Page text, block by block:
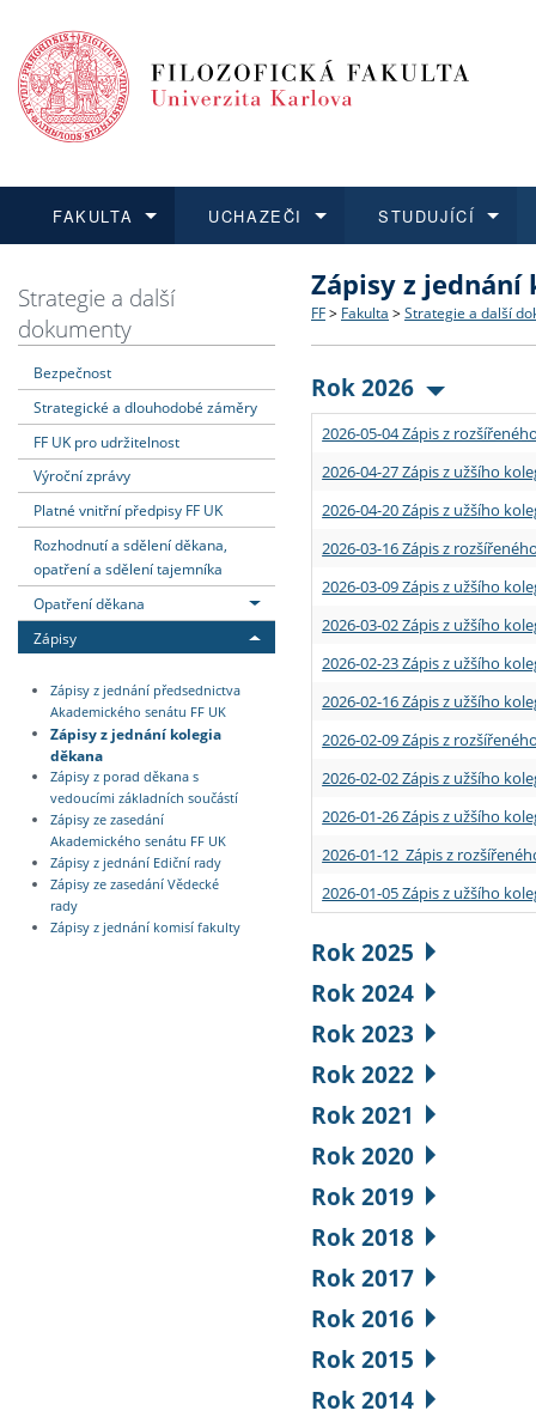
FAKULTA
Dozvědět se více
Struktura a historie
Strategie a další
Podpora a benefity pro
Absolventi fakulty
UCHAZEČI
Podat přihlášku
Co studovat a jak se
Učitelské studijní
Informace k průběhu
STUDUJÍCÍ
Dozvědět se více
Bakalářské a magisterské
Doktorské studium
Rigorózní řízení
Dozvědět se více
O vědě a výzkumu na FF
Akademické kvalifikace
Granty a projekty
Dozvědět se více
Aktuální nabídky a
Vyjíždějící studenti
Přijíždějící studenti
Vyjíždějící zaměstnanci
Strategie a další
dokumenty
Bezpečnost
Strategické a dlouhodobé záměry
FF UK pro udržitelnost
Výroční zprávy
Platné vnitřní předpisy FF UK
Rozhodnutí a sdělení děkana,
opatření a sdělení tajemníka
Opatření děkana
Zápisy
Zápisy z jednání předsednictva
Akademického senátu FF UK
Zápisy z jednání kolegia
děkana
Zápisy z porad děkana s
vedoucími základních součástí
Zápisy ze zasedání
Akademického senátu FF UK
Zápisy z jednání Ediční rady
Zápisy ze zasedání Vědecké
rady
Zápisy z jednání komisí fakulty
Zápisy z jednání
FF > Fakulta > Strategie a další
Rok 2026
2026-05-04 Zápis z
2026-04-27 Zápis z užšího
2026-04-20 Zápis z užšího
2026-03-16 Zápis z
2026-03-09 Zápis z užšího
2026-03-02 Zápis z užšího
2026-02-23 Zápis z užšího
2026-02-16 Zápis z užšího
2026-02-09 Zápis z
2026-02-02 Zápis z užšího
2026-01-26 Zápis z užšího
2026-01-12 Zápis z
2026-01-05 Zápis z užšího
Rok 2025
Rok 2024
Rok 2023
Rok 2022
Rok 2021
Rok 2020
Rok 2019
Rok 2018
Rok 2017
Rok 2016
Rok 2015
Rok 2014